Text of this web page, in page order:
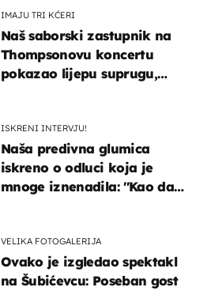
IMAJU TRI KĆERI
Naš saborski zastupnik na
Thompsonovu koncertu
pokazao lijepu suprugu,
ISKRENI INTERVJU!
Naša predivna glumica
iskreno o odluci koja je
mnoge iznenadila: ''Kao da
VELIKA FOTOGALERIJA
Ovako je izgledao spektakl
na Šubićevcu: Poseban gost